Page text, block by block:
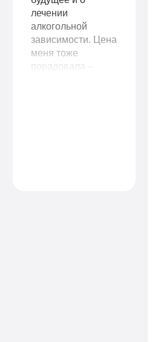
лечении
алкогольной
зависимости. Цена
меня тоже
порадовала –